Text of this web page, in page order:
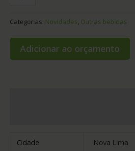
Categorias: Novidades, Outras bebidas
Adicionar ao orçamento
Cidade
Nova Lima